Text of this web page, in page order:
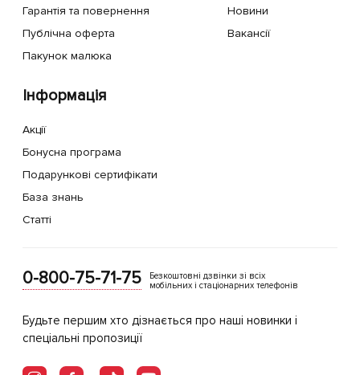
Гарантія та повернення
Публічна оферта
Пакунок малюка
Новини
Вакансії
Інформація
Акції
Бонусна програма
Подарункові сертифікати
База знань
Статті
0-800-75-71-75
Безкоштовні дзвінки зі всіх
мобільних і стаціонарних телефонів
Будьте першим хто дізнається про наші новинки і
спеціальні пропозиції